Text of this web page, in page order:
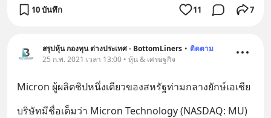
10 บันทึก 11 7
สรุปหุ้น กองทุน ต่างประเทศ - BottomLiners • ติดตาม
25 ก.พ. 2021 เวลา 13:00 • หุ้น & เศรษฐกิจ
Micron ผู้ผลิตชิปหนึ่งเดียวของสหรัฐท่ามกลางยักษ์เอเชีย
บริษัทมีชื่อเต็มว่า Micron Technology (NASDAQ: MU)